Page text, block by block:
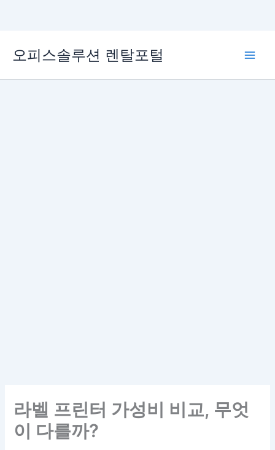
로
오피스솔루션 렌탈포털
라벨 프린터 가성비 비교, 무엇
이 다를까?